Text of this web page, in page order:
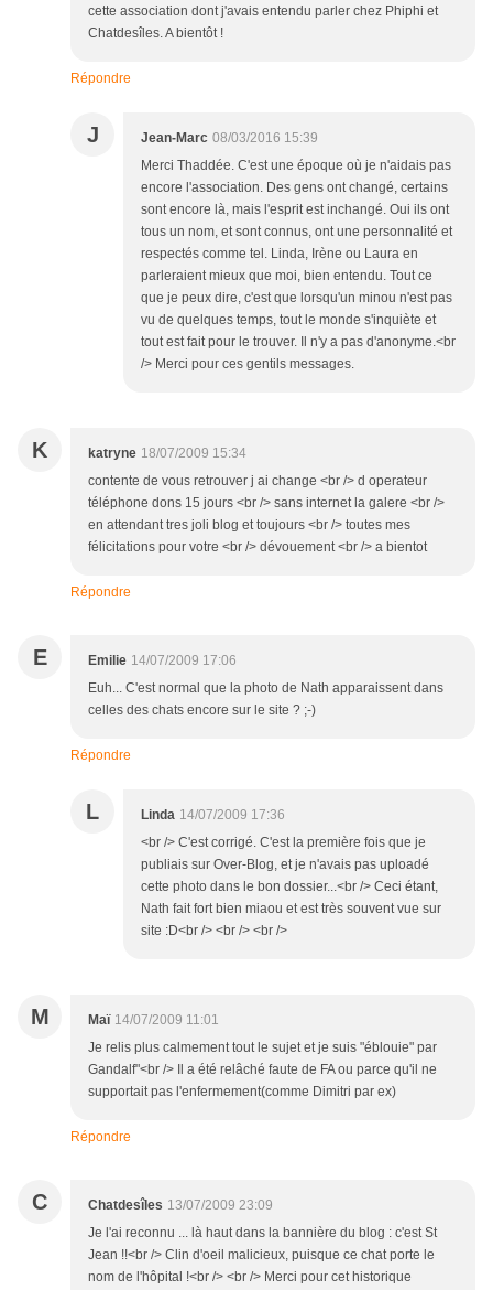
cette association dont j'avais entendu parler chez Phiphi et
Chatdesîles. A bientôt !
Répondre
J Jean-Marc 08/03/2016 15:39
Merci Thaddée. C'est une époque où je n'aidais pas
encore l'association. Des gens ont changé, certains
sont encore là, mais l'esprit est inchangé. Oui ils ont
tous un nom, et sont connus, ont une personnalité et
respectés comme tel. Linda, Irène ou Laura en
parleraient mieux que moi, bien entendu. Tout ce
que je peux dire, c'est que lorsqu'un minou n'est pas
vu de quelques temps, tout le monde s'inquiète et
tout est fait pour le trouver. Il n'y a pas d'anonyme.<br
/> Merci pour ces gentils messages.
K katryne 18/07/2009 15:34
contente de vous retrouver j ai change <br /> d operateur
téléphone dons 15 jours <br /> sans internet la galere <br />
en attendant tres joli blog et toujours <br /> toutes mes
félicitations pour votre <br /> dévouement <br /> a bientot
Répondre
E Emilie 14/07/2009 17:06
Euh... C'est normal que la photo de Nath apparaissent dans
celles des chats encore sur le site ? ;-)
Répondre
L Linda 14/07/2009 17:36
<br /> C'est corrigé. C'est la première fois que je
publiais sur Over-Blog, et je n'avais pas uploadé
cette photo dans le bon dossier...<br /> Ceci étant,
Nath fait fort bien miaou et est très souvent vue sur
site :D<br /> <br /> <br />
M Maï 14/07/2009 11:01
Je relis plus calmement tout le sujet et je suis "éblouie" par
Gandalf"<br /> Il a été relâché faute de FA ou parce qu'il ne
supportait pas l'enfermement(comme Dimitri par ex)
Répondre
C Chatdesîles 13/07/2009 23:09
Je l'ai reconnu ... là haut dans la bannière du blog : c'est St
Jean !!<br /> Clin d'oeil malicieux, puisque ce chat porte le
nom de l'hôpital !<br /> <br /> Merci pour cet historique